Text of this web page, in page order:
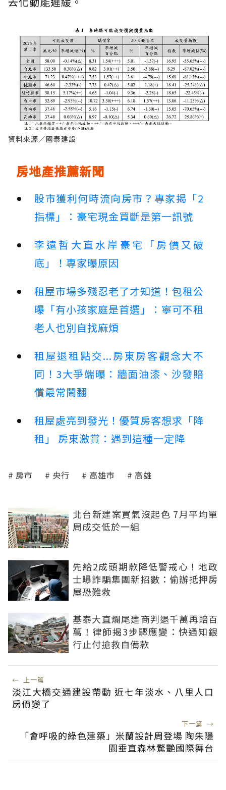
資料來源／國泰建設
房地產推薦新聞
股市獲利何時流向房市？專家揭「2
指標」：豪宅現金買斷是第一訊號
李遠哲大直水岸豪宅「房價又破
底」！專家曝原因
租屋市場多殘忍老了才知道！包租公
曝「有小孩家庭是首選」：寧可不租
老人也別自找麻煩
租屋退租點交...房東房客觀念大不
同！3大爭端曝：牆面油漆、沙發賠
償最常鬧翻
租屋處亮到發光！優質房客想求「降
租」 房東激賞：遇到這種一定降
房市 央行 高雄市 高雄
北台新建案買氣沒起色 7月平均單
周成交低於一組
先給2成頭期款降低警戒心！地政
士曝詐騙集團新招數：偷辦抵押房
屋恐難救
基泰大直爛尾建商判退千萬再賠百
萬！律師揭3步驟應變：快通知銀
行止付搶救自備款
← 上一篇
淡江大橋交通建設帶動 近七年淡水、八里人口
房價變了
下一篇 →
「會呼吸的綠色建築」米蘭設計周登場 陶朱隱
園垂直森林驚艷國際舞台